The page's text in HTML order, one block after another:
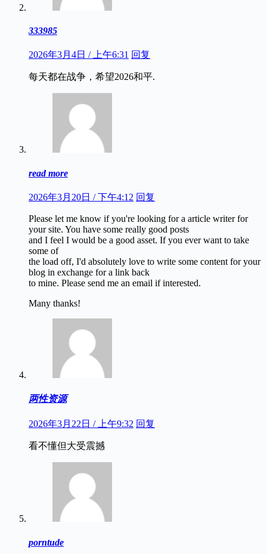
333985
2026年3月4日 / 上午6:31 回复
每天都在战争，希望2026和平.
read more
2026年3月20日 / 下午4:12 回复
Please let me know if you're looking for a article writer for
your site. You have some really good posts
and I feel I would be a good asset. If you ever want to take
some of
the load off, I'd absolutely love to write some content for your
blog in exchange for a link back
to mine. Please send me an email if interested.
Many thanks!
两性资源
2026年3月22日 / 上午9:32 回复
看不懂但大受震撼
porntude